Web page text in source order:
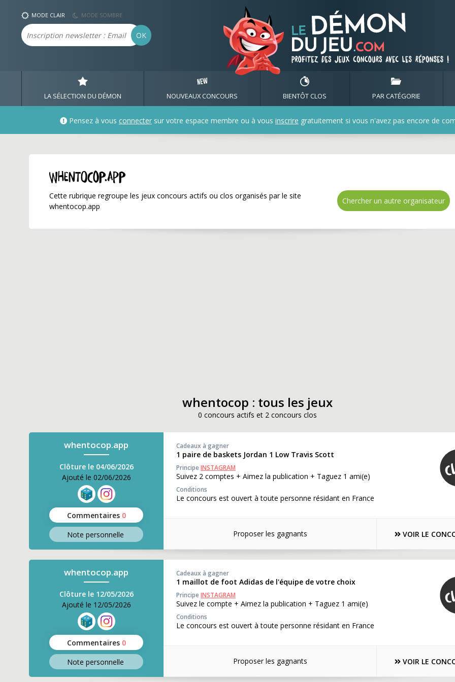
whentocop.app ✅ Gagnez de nombreux
MODE CLAIR MODE SOMBRE
Email OK
LA SÉLECTION DU DÉMON NOUVEAUX CONCOURS BIENTÔT CLOS PAR CATÉGORIE
Pensez à vous connecter sur votre espace membre ou à vous inscrire gratuitement si vous n'avez pas encore de
whentocop.app
Cette rubrique regroupe les jeux concours actifs ou clos organisés par le site
whentocop.app
Chercher un autre organisateur
whentocop : tous les jeux
0 concours actifs et 2 concours clos
whentocop.app
Clôture le 04/06/2026
Ajouté le 02/06/2026
Commentaires 0
Note personnelle
Cadeaux à gagner
1 paire de baskets Jordan 1 Low Travis Scott
PrincipeINSTAGRAM
Suivez 2 comptes + Aimez la publication + Taguez 1 ami(e)
Conditions
Le concours est ouvert à toute personne résidant en France
Proposer les gagnants VOIR LE
whentocop.app
Clôture le 12/05/2026
Ajouté le 12/05/2026
Commentaires 0
Note personnelle
Cadeaux à gagner
1 maillot de foot Adidas de l'équipe de votre choix
PrincipeINSTAGRAM
Suivez le compte + Aimez la publication + Taguez 1 ami(e)
Conditions
Le concours est ouvert à toute personne résidant en France
Proposer les gagnants VOIR LE